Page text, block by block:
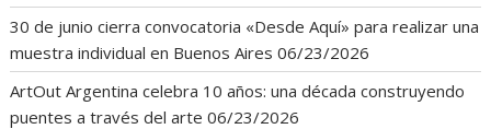
30 de junio cierra convocatoria «Desde Aquí» para realizar una
muestra individual en Buenos Aires 06/23/2026
ArtOut Argentina celebra 10 años: una década construyendo
puentes a través del arte 06/23/2026